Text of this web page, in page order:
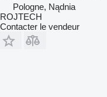
Pologne, Nądnia
ROJTECH
Contacter le vendeur